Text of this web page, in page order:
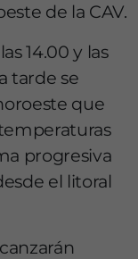
de la CAV.
14.00 y las
tarde se
que
progresiva
el litoral